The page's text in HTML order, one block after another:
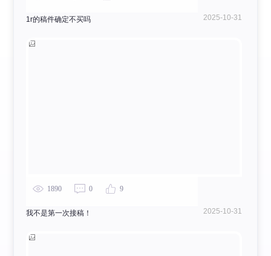
1r的稿件确定不买吗 2025-10-31
1890 0 9
我不是第一次接稿！ 2025-10-31